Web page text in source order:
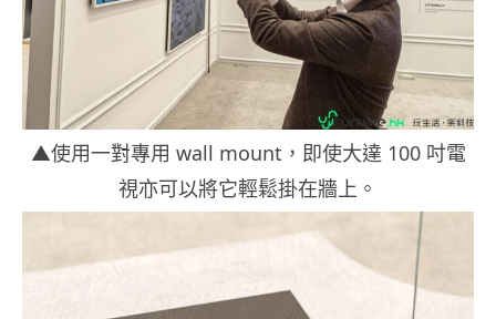
▲使用一對專用 wall mount，即使大達 100 吋電
視亦可以將它輕鬆掛在牆上。